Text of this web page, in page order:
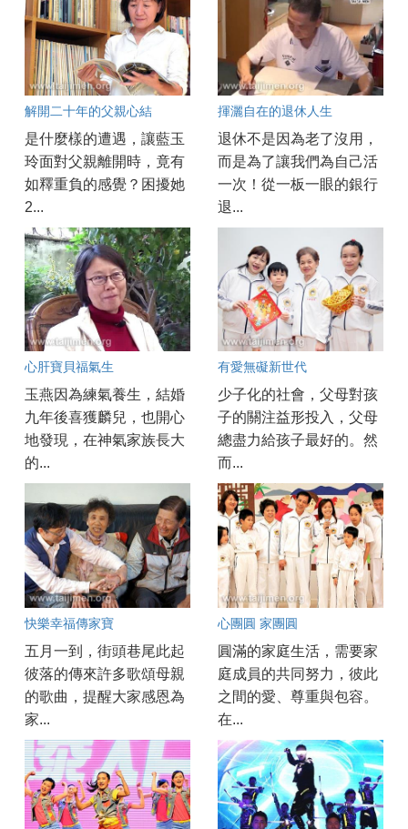
解開二十年的父親心結
是什麼樣的遭遇，讓藍玉
玲面對父親離開時，竟有
如釋重負的感覺？困擾她
2...
揮灑自在的退休人生
退休不是因為老了沒用，
而是為了讓我們為自己活
一次！從一板一眼的銀行
退...
心肝寶貝福氣生
玉燕因為練氣養生，結婚
九年後喜獲麟兒，也開心
地發現，在神氣家族長大
的...
有愛無礙新世代
少子化的社會，父母對孩
子的關注益形投入，父母
總盡力給孩子最好的。然
而...
快樂幸福傳家寶
五月一到，街頭巷尾此起
彼落的傳來許多歌頌母親
的歌曲，提醒大家感恩為
家...
心團圓 家團圓
圓滿的家庭生活，需要家
庭成員的共同努力，彼此
之間的愛、尊重與包容。
在...